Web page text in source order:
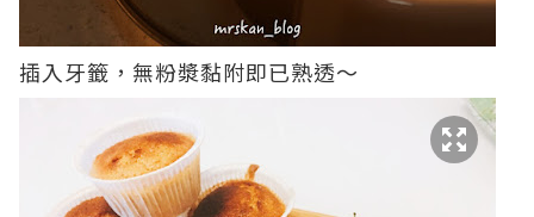
插入牙籤，無粉漿黏附即已熟透～